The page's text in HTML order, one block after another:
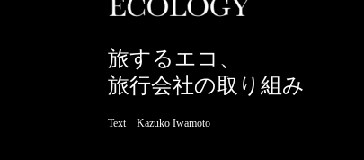
旅するエコ、
旅行会社の取り組み
Text Kazuko Iwamoto